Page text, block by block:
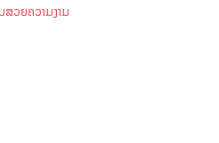
ສວຍຄວາມງາມ